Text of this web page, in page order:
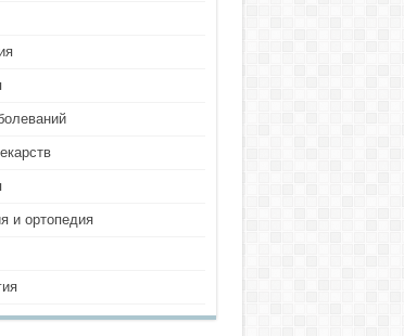
и ортопедия